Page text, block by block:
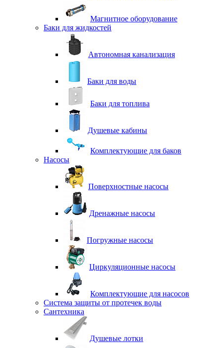
Магнитное оборудование
Баки для жидкостей
Автономная канализация
Баки для воды
Баки для топлива
Душевые кабины
Комплектующие для баков
Насосы
Поверхностные насосы
Дренажные насосы
Погружные насосы
Циркуляционные насосы
Комплектующие для насосов
Система защиты от протечек воды
Сантехника
Душевые лотки